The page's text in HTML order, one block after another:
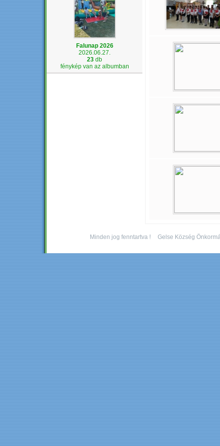
Falunap 2026
2026.06.27.
23 db
fénykép van az albumban
Minden jog fenntartva ! Gelse Község